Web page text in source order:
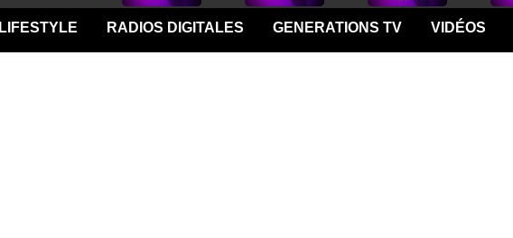
LIFESTYLE RADIOS DIGITALES GENERATIONS TV VIDÉOS